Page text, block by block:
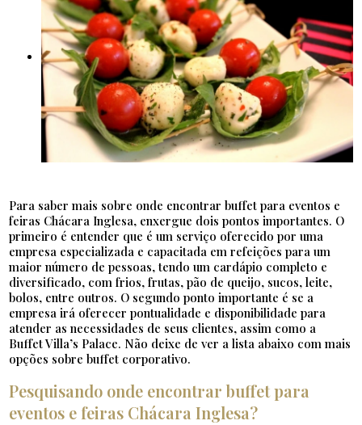
Para saber mais sobre onde encontrar buffet para eventos e
feiras Chácara Inglesa, enxergue dois pontos importantes. O
primeiro é entender que é um serviço oferecido por uma
empresa especializada e capacitada em refeições para um
maior número de pessoas, tendo um cardápio completo e
diversificado, com frios, frutas, pão de queijo, sucos, leite,
bolos, entre outros. O segundo ponto importante é se a
empresa irá oferecer pontualidade e disponibilidade para
atender as necessidades de seus clientes, assim como a
Buffet Villa’s Palace. Não deixe de ver a lista abaixo com mais
opções sobre buffet corporativo.
Pesquisando onde encontrar buffet para
eventos e feiras Chácara Inglesa?